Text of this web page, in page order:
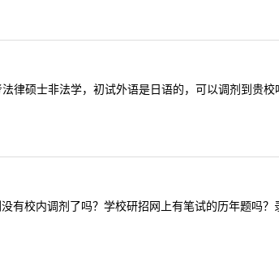
硕士非法学，初试外语是日语的，可以调剂到贵校
校内调剂了吗？学校研招网上有笔试的历年题吗？